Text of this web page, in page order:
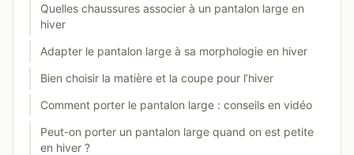
Quelles chaussures associer à un pantalon large en
hiver
Adapter le pantalon large à sa morphologie en hiver
Bien choisir la matière et la coupe pour l’hiver
Comment porter le pantalon large : conseils en vidéo
Peut-on porter un pantalon large quand on est petite
en hiver ?